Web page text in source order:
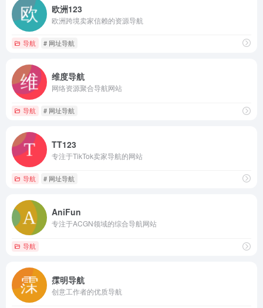
欧洲123
欧洲跨境卖家信赖的资源导航
导航 # 网址导航
维度导航
网络资源聚合导航网站
导航 # 网址导航
TT123
专注于TikTok卖家导航的网站
导航 # 网址导航
AniFun
专注于ACGN领域的综合导航网站
导航
霂明导航
创意工作者的优质导航